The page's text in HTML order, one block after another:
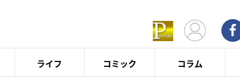
ライフ コミック コラム